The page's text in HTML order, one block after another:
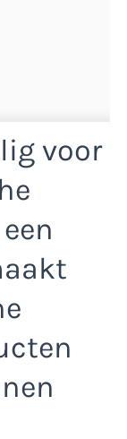
voor